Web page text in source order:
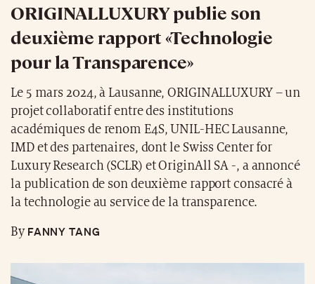
ORIGINALLUXURY publie son
deuxième rapport «Technologie
pour la Transparence»
Le 5 mars 2024, à Lausanne, ORIGINALLUXURY – un
projet collaboratif entre des institutions
académiques de renom E4S, UNIL-HEC Lausanne,
IMD et des partenaires, dont le Swiss Center for
Luxury Research (SCLR) et OriginAll SA -, a annoncé
la publication de son deuxième rapport consacré à
la technologie au service de la transparence.
ByFANNY TANG